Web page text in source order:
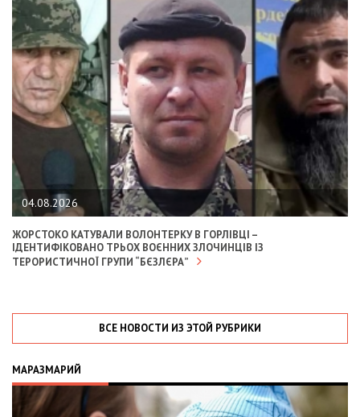
04.08.2026
ЖОРСТОКО КАТУВАЛИ ВОЛОНТЕРКУ В ГОРЛІВЦІ –
ІДЕНТИФІКОВАНО ТРЬОХ ВОЄННИХ ЗЛОЧИНЦІВ ІЗ
ТЕРОРИСТИЧНОЇ ГРУПИ “БЄЗЛЄРА”
ВСЕ НОВОСТИ ИЗ ЭТОЙ РУБРИКИ
МАРАЗМАРИЙ